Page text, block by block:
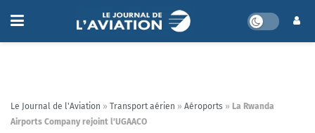
Le Journal de l'Aviation » Transport aérien » Aéroports » La Rwanda
Airports Company rejoint l’UGAACO